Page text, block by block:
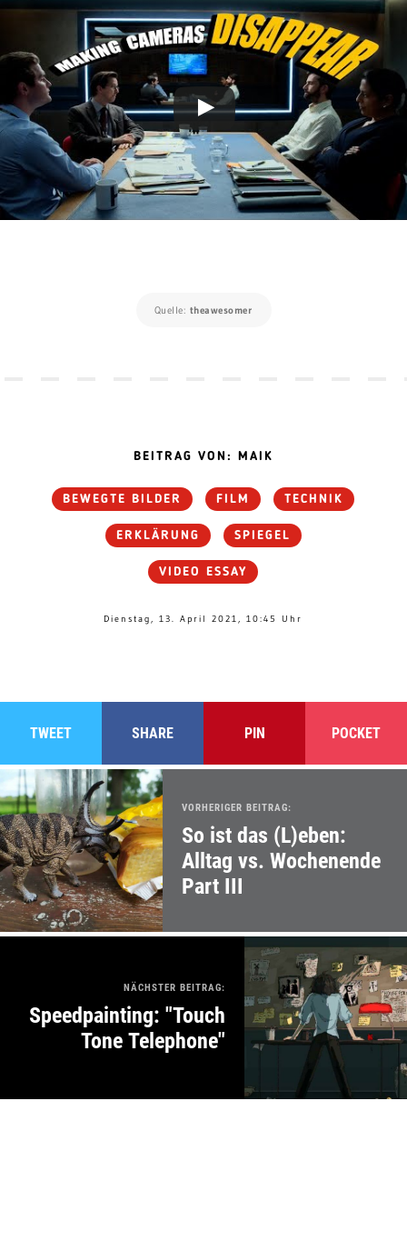
Quelle: theawesomer
BEITRAG VON: MAIK
BEWEGTE BILDER FILM TECHNIK
ERKLÄRUNG SPIEGEL
VIDEO ESSAY
Dienstag, 13. April 2021, 10:45 Uhr
TWEET SHARE PIN POCKET
VORHERIGER BEITRAG:
So ist das (L)eben:
Alltag vs. Wochenende
Part III
NÄCHSTER BEITRAG:
Speedpainting: "Touch
Tone Telephone"